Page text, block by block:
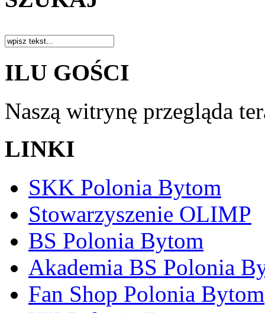
ILU GOŚCI
Naszą witrynę przegląda
LINKI
SKK Polonia Bytom
Stowarzyszenie OLIMP
BS Polonia Bytom
Akademia BS Polonia
Fan Shop Polonia Bytom